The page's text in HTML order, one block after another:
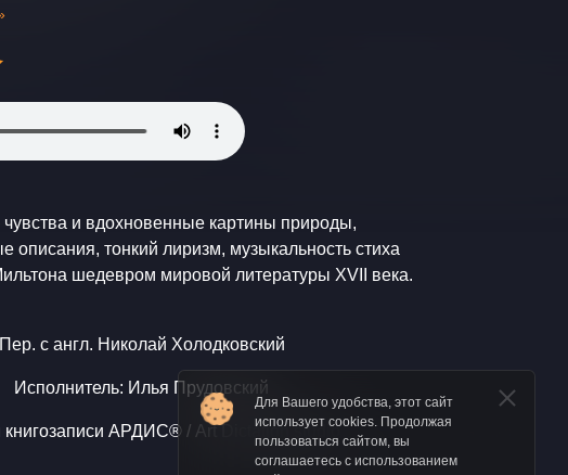
чувства и вдохновенные картины природы,
описания, тонкий лиризм, музыкальность стиха
шедевром мировой литературы XVII века.
Пер. с англ. Николай Холодковский
Исполнитель: Илья Прудовский
книгозаписи АРДИС® / Art Dictation studio
Для Вашего удобства, этот сайт
использует cookies. Продолжая
пользоваться сайтом, вы
соглашаетесь с использованием